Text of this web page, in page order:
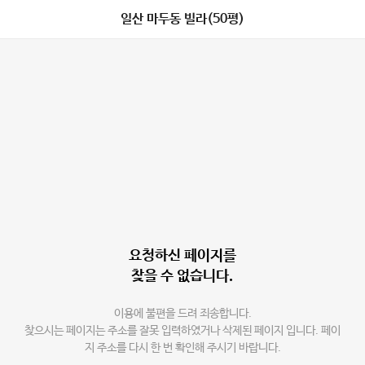
일산 마두동 빌라(50평)
요청하신 페이지를
찾을 수 없습니다.
이용에 불편을 드려 죄송합니다.
찾으시는 페이지는 주소를 잘못 입력하였거나 삭제된 페이지 입니다. 페이
지 주소를 다시 한 번 확인해 주시기 바랍니다.